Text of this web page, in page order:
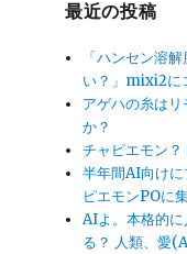
最近の投稿
「ハンセン溶
い？」mixi2に
アゲハの糸は
か？
チャピエモン
半年間AI向けに
ピエモンPOに
AIよ。本格的
る？ 人類、愛